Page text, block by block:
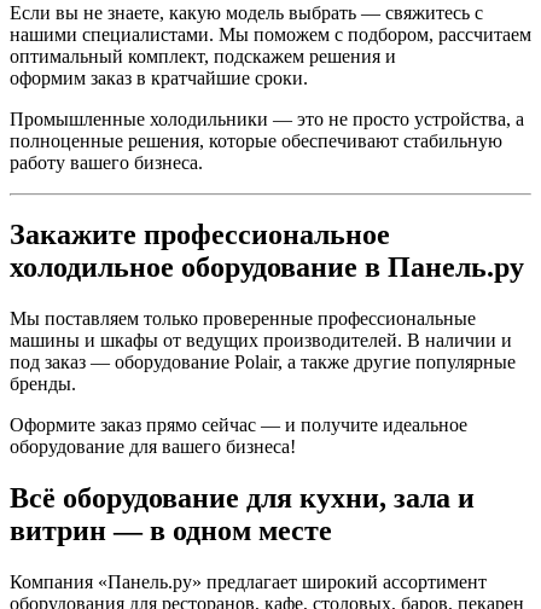
Если вы не знаете, какую модель выбрать — свяжитесь с
нашими специалистами. Мы поможем с подбором, рассчитаем
оптимальный комплект, подскажем решения и
оформим заказ в кратчайшие сроки.
Промышленные холодильники — это не просто устройства, а
полноценные решения, которые обеспечивают стабильную
работу вашего бизнеса.
Закажите профессиональное
холодильное оборудование в Панель.ру
Мы поставляем только проверенные профессиональные
машины и шкафы от ведущих производителей. В наличии и
под заказ — оборудование Polair, а также другие популярные
бренды.
Оформите заказ прямо сейчас — и получите идеальное
оборудование для вашего бизнеса!
Всё оборудование для кухни, зала и
витрин — в одном месте
Компания «Панель.ру» предлагает широкий ассортимент
оборудования для ресторанов, кафе, столовых, баров, пекарен